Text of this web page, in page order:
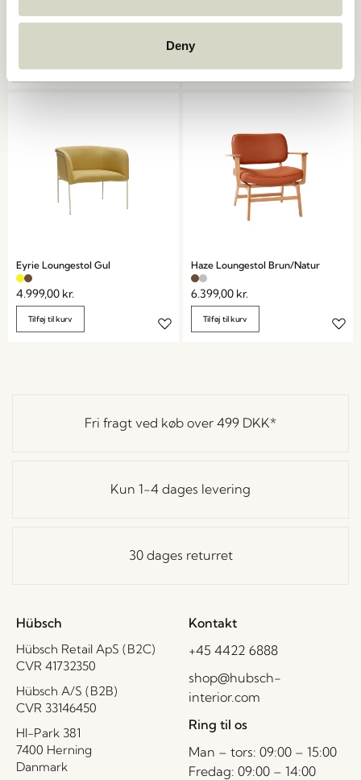
Deny
Lænestol/Fodskammel
Natur/Beige
Eyrie Loungestol Gul
4.999,00 kr.
Tilføj til kurv
Haze Loungestol Brun/Natur
6.399,00 kr.
Tilføj til kurv
Fri fragt ved køb over 499 DKK*
Kun 1-4 dages levering
30 dages returret
Hübsch
Hübsch Retail ApS (B2C)
CVR 41732350
Hübsch A/S (B2B)
CVR 33146450
HI-Park 381
7400 Herning
Danmark
Kontakt
+45 4422 6888
shop@hubsch-
interior.com
Ring til os
Man – tors: 09:00 – 15:00
Fredag: 09:00 – 14:00